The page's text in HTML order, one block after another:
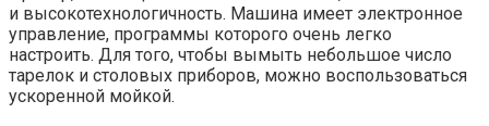
и высокотехнологичность. Машина имеет электронное
управление, программы которого очень легко
настроить. Для того, чтобы вымыть небольшое число
тарелок и столовых приборов, можно воспользоваться
ускоренной мойкой.